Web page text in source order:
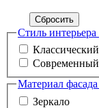
Сбросить
Стиль интерьера
Классический
Современный
Материал фасада
Зеркало